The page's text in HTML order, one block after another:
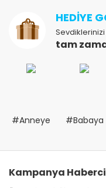
HEDİYE
tam
#Anneye #Babaya
Kampanya